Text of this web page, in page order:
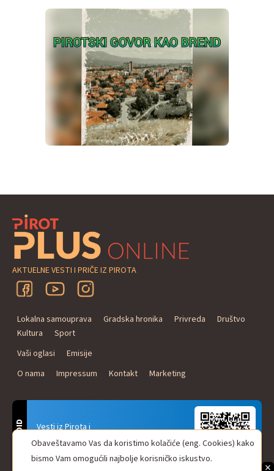
AKTUELNE VESTI I PRIČE IZ PIROTA
Lokalna samouprava Gradska hronika Privreda
Društvo
Kultura
Sport
Vaši oglasi
Emisije
O nama
Impressum Kontakt Marketing
Vesti iz Pirota i
Naxi Plus Radio
Uvek u Vašem džepu!
ANDROID Obaveštavamo Vas da koristimo kolačiće (eng. Cookies) kako
bismo Vam omogućili najbolje korisničko iskustvo.